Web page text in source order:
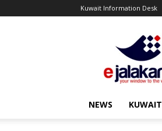
Kuwait Information Desk
ejalakam
NEWS KUWAIT